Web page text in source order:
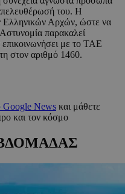
του. Η
Ελληνικών Αρχών, ώστε να
παρακαλεί
επικοινωνήσει με το ΤΑΕ
στον αριθμό 1460.
Google News και μάθετε
και τον κόσμο